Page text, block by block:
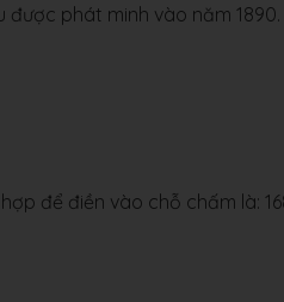
được phát minh vào năm
để điền vào chỗ chấm là: